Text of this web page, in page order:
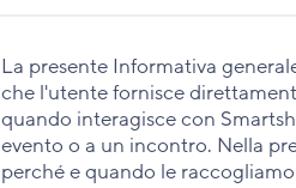
La presente Informativa
che l'utente fornisce
quando interagisce con
evento o a un incontro. Nella
perché e quando le